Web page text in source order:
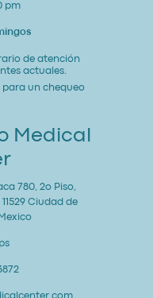
pm
de atención
actuales.
para un chequeo
Medical
780, 2o Piso,
Ciudad de